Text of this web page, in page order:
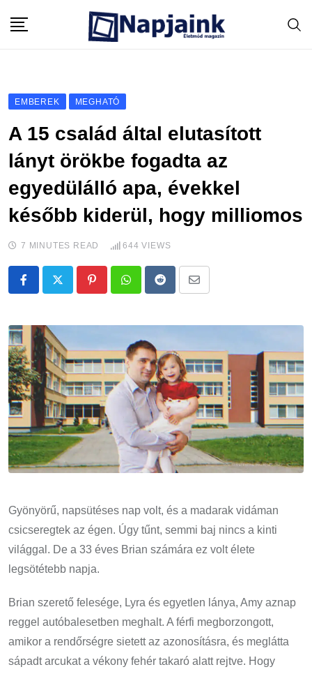
EMBEREK MEGHATÓ
A 15 család által elutasított
lányt örökbe fogadta az
egyedülálló apa, évekkel
később kiderül, hogy milliomos
7 MINUTES READ 644 VIEWS
PinterestWhatsappReddit
Email
Gyönyörű, napsütéses nap volt, és a madarak vidáman
csicseregtek az égen. Úgy tűnt, semmi baj nincs a kinti
világgal. De a 33 éves Brian számára ez volt élete
legsötétebb napja.
Brian szerető felesége, Lyra és egyetlen lánya, Amy aznap
reggel autóbalesetben meghalt. A férfi megborzongott,
amikor a rendőrségre sietett az azonosításra, és meglátta
sápadt arcukat a vékony fehér takaró alatt rejtve. Hogy